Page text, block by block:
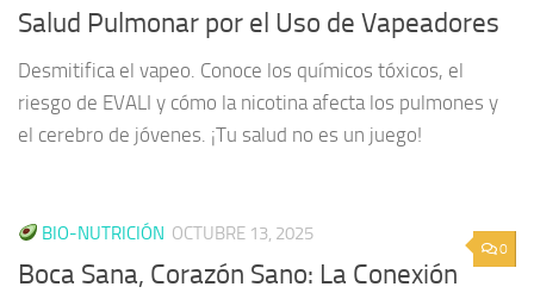
Salud Pulmonar por el Uso de Vapeadores
Desmitifica el vapeo. Conoce los químicos tóxicos, el
riesgo de EVALI y cómo la nicotina afecta los pulmones y
el cerebro de jóvenes. ¡Tu salud no es un juego!
0
BIO-NUTRICIÓN OCTUBRE 13, 2025
Boca Sana, Corazón Sano: La Conexión